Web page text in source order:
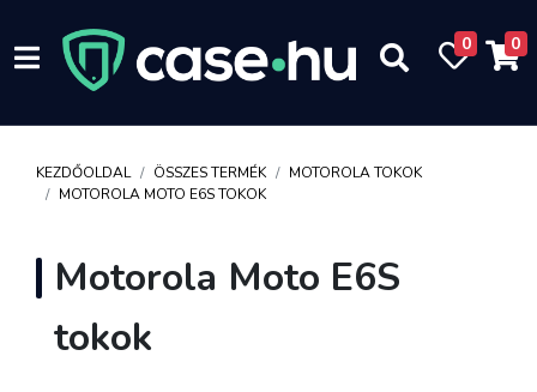
0 0
KEZDŐOLDAL ÖSSZES TERMÉK
MOTOROLA TOKOK
MOTOROLA MOTO E6S TOKOK
Motorola Moto E6S
tokok